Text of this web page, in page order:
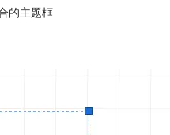
的主题框